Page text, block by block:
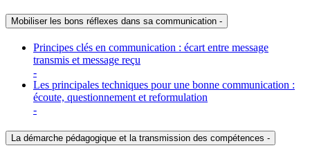
Mobiliser les bons réflexes dans sa communication -
Principes clés en communication : écart entre message
transmis et message reçu
-
Les principales techniques pour une bonne communication :
écoute, questionnement et reformulation
-
La démarche pédagogique et la transmission des compétences -